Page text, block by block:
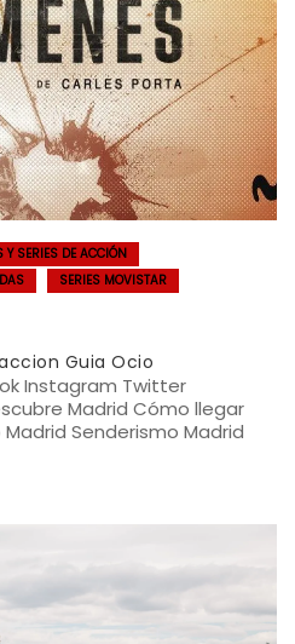
Y SERIES DE ACCIÓN
SERIES MOVISTAR
Guia Ocio
Instagram Twitter
Madrid Cómo llegar
Senderismo Madrid